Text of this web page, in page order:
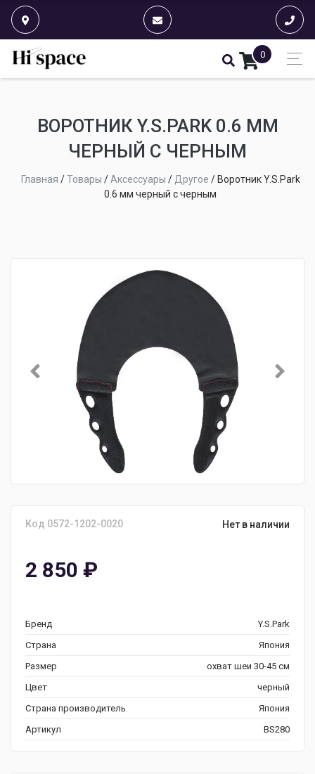
0
ВОРОТНИК Y.S.PARK 0.6 ММ
ЧЕРНЫЙ С ЧЕРНЫМ
Главная /Товары /Аксессуары / Другое / Воротник Y.S.Park
0.6 мм черный с черным
Код 0572-1202-0020 Нет в наличии
2 850 ₽
Бренд
Y.S.Park
Страна
Япония
Размер
охват шеи 30-45 см
Цвет
черный
Страна производитель
Япония
Артикул
BS280